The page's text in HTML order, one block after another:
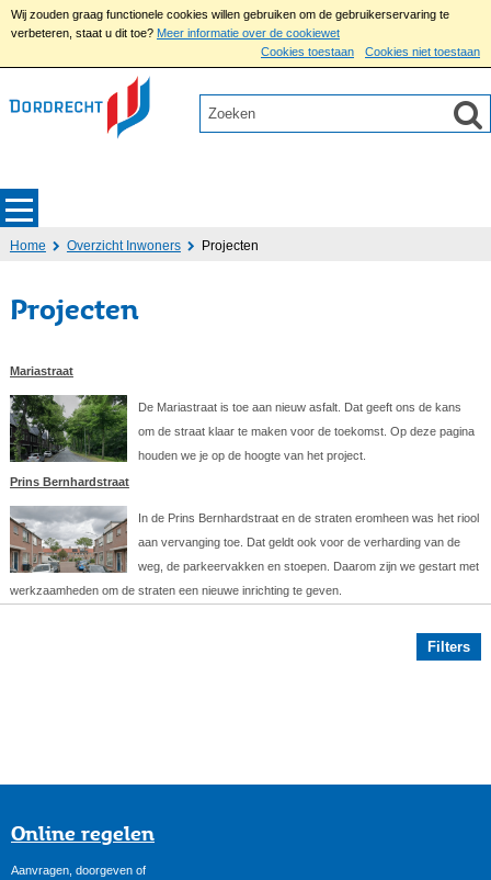
Wij zouden graag functionele cookies willen gebruiken om de gebruikerservaring te
verbeteren, staat u dit toe? Meer informatie over de cookiewet
Cookies toestaan
Cookies niet toestaan
Home Overzicht Inwoners Projecten
Projecten
Mariastraat
De Mariastraat is toe aan nieuw asfalt. Dat geeft ons de kans
om de straat klaar te maken voor de toekomst. Op deze pagina
houden we je op de hoogte van het project.
Prins Bernhardstraat
In de Prins Bernhardstraat en de straten eromheen was het riool
aan vervanging toe. Dat geldt ook voor de verharding van de
weg, de parkeervakken en stoepen. Daarom zijn we gestart met
werkzaamheden om de straten een nieuwe inrichting te geven.
Filters
Online regelen
Aanvragen, doorgeven of